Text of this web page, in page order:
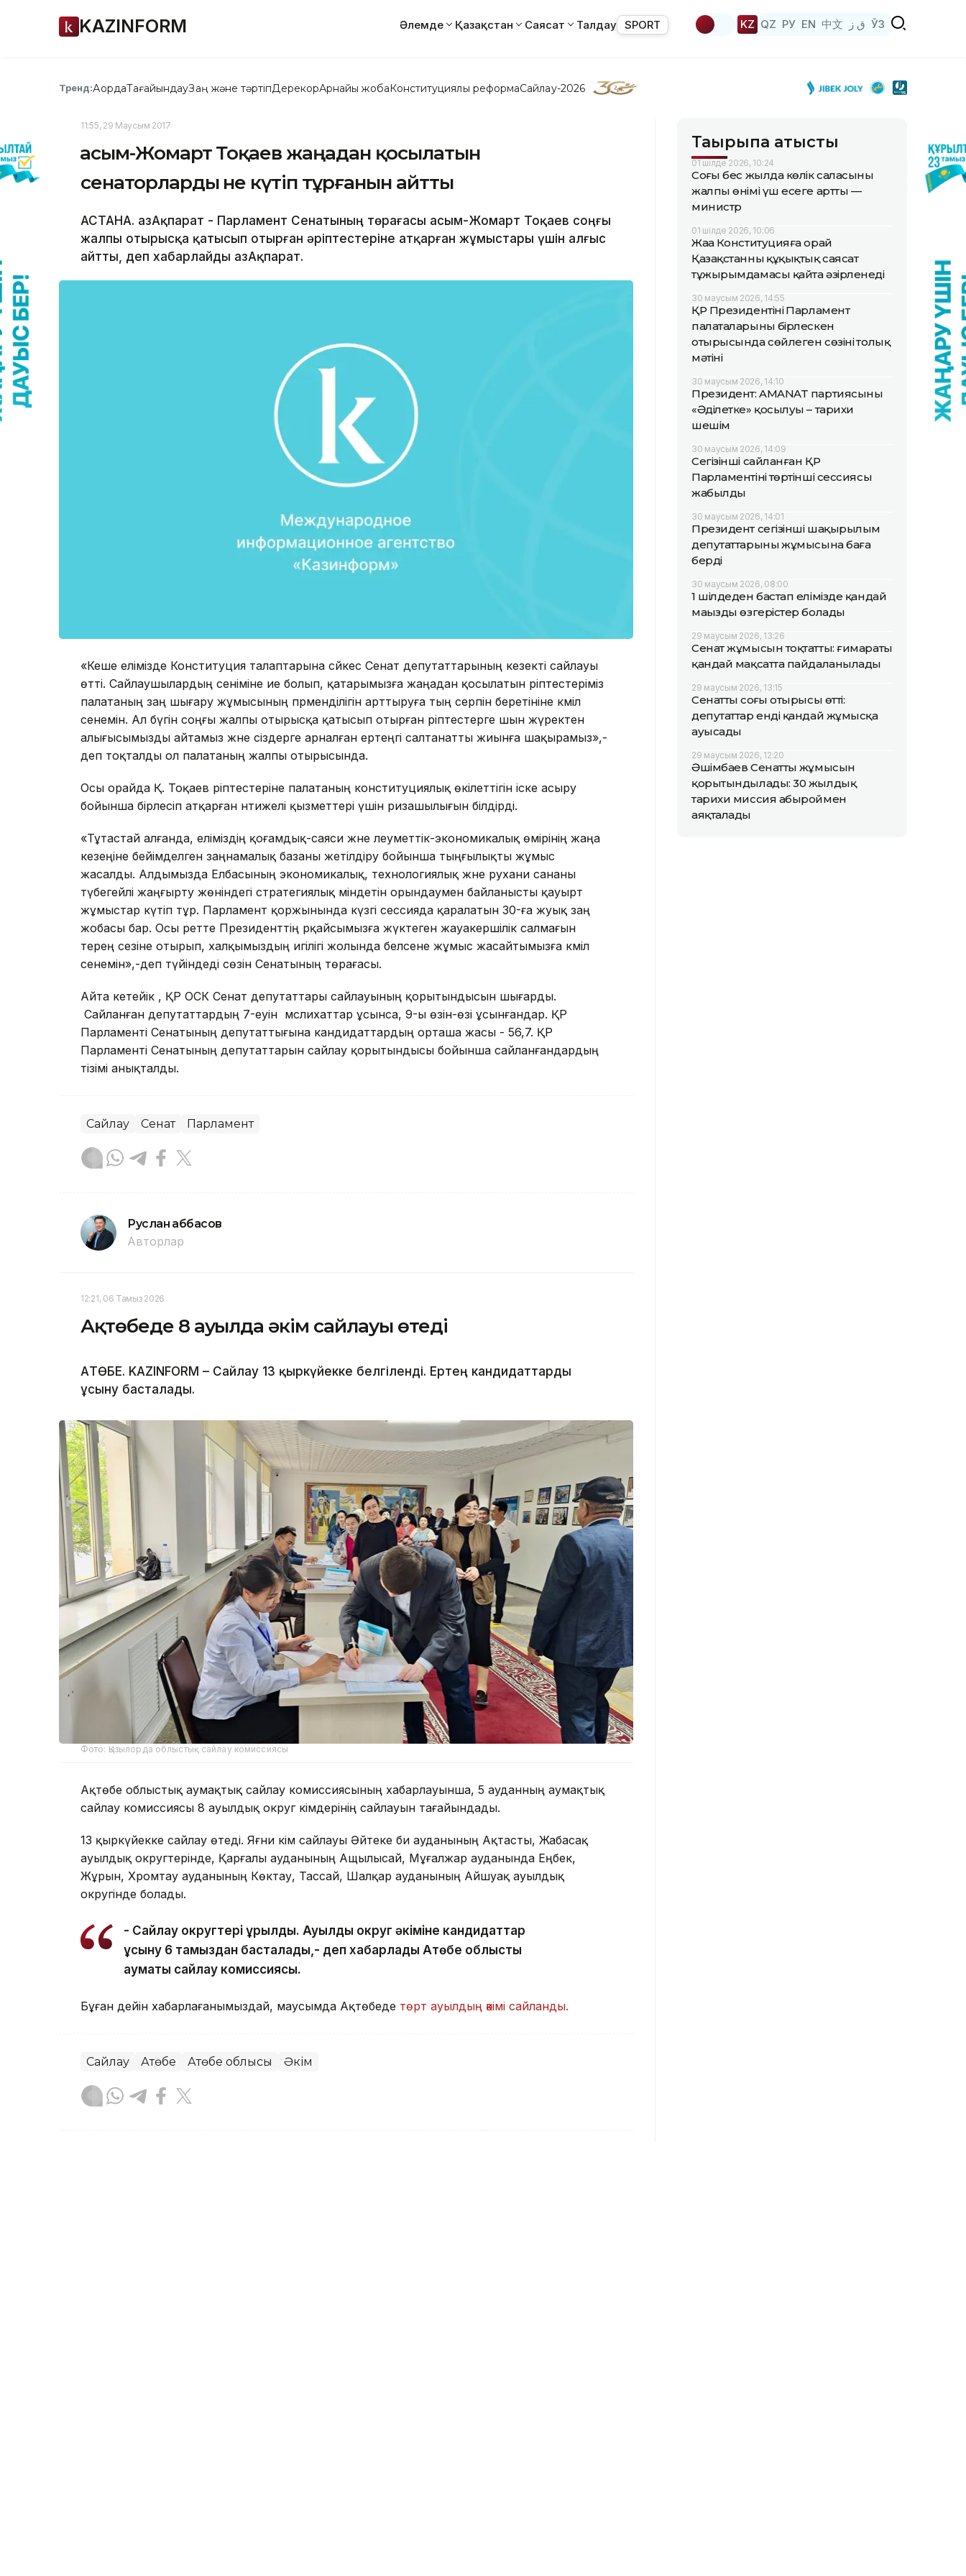
KAZINFORM Әлемде Қазақстан Саясат Талдау SPORT KZ QZ РУ EN 中文 ق ز ЎЗ
Тренд:АқордаТағайындауЗаң және тәртіпДерекқорАрнайы жобаКонституциялық реформаСайлау-2026
11:55, 29 Маусым 2017
Қасым-Жомарт Тоқаев жаңадан қосылатын
сенаторларды не күтіп тұрғанын айтты
АСТАНА. ҚазАқпарат - Парламент Сенатының төрағасы Қасым-Жомарт Тоқаев соңғы
жалпы отырысқа қатысып отырған әріптестеріне атқарған жұмыстары үшін алғыс
айтты, деп хабарлайды ҚазАқпарат.
«Кеше елімізде Конституция талаптарына сәйкес Сенат депутаттарының кезекті сайлауы
өтті. Сайлаушылардың сеніміне ие болып, қатарымызға жаңадан қосылатын әріптестеріміз
палатаның заң шығару жұмысының пәрменділігін арттыруға тың серпін беретініне кәміл
сенемін. Ал бүгін соңғы жалпы отырысқа қатысып отырған әріптестерге шын жүректен
алығысымызды айтамыз және сіздерге арналған ертеңгі салтанатты жиынға шақырамыз»,-
деп тоқталды ол палатаның жалпы отырысында.
Осы орайда Қ. Тоқаев әріптестеріне палатаның конституциялық өкілеттігін іске асыру
бойынша бірлесіп атқарған нәтижелі қызметтері үшін ризашылығын білдірді.
«Тұтастай алғанда, еліміздің қоғамдық-саяси және әлеуметтік-экономикалық өмірінің жаңа
кезеңіне бейімделген заңнамалық базаны жетілдіру бойынша тыңғылықты жұмыс
жасалды. Алдымызда Елбасының экономикалық, технологиялық және рухани сананы
түбегейлі жаңғырту жөніндегі стратегиялық міндетін орындаумен байланысты қауырт
жұмыстар күтіп тұр. Парламент қоржынында күзгі сессияда қаралатын 30-ға жуық заң
жобасы бар. Осы ретте Президенттің әрқайсымызға жүктеген жауакершілік салмағын
терең сезіне отырып, халқымыздың игілігі жолында белсене жұмыс жасайтымызға кәміл
сенемін»,-деп түйіндеді сөзін Сенатының төрағасы.
Айта кетейік , ҚР ОСК Сенат депутаттары сайлауының қорытындысын шығарды.
Сайланған депутаттардың 7-еуін мәслихаттар ұсынса, 9-ы өзін-өзі ұсынғандар. ҚР
Парламенті Сенатының депутаттығына кандидаттардың орташа жасы - 56,7. ҚР
Парламенті Сенатының депутаттарын сайлау қорытындысы бойынша сайланғандардың
тізімі анықталды.
Сайлау Сенат Парламент
Руслан Ғаббасов
Авторлар
12:21, 06 Тамыз 2026
Ақтөбеде 8 ауылда әкім сайлауы өтеді
АҚТӨБЕ. KAZINFORM – Сайлау 13 қыркүйекке белгіленді. Ертең кандидаттарды
ұсыну басталады.
Фото: Қызылорда облыстық сайлау комиссиясы
Ақтөбе облыстық аумақтық сайлау комиссиясының хабарлауынша, 5 ауданның аумақтық
сайлау комиссиясы 8 ауылдық округ әкімдерінің сайлауын тағайындады.
13 қыркүйекке сайлау өтеді. Яғни әкім сайлауы Әйтеке би ауданының Ақтасты, Жабасақ
ауылдық округтерінде, Қарғалы ауданының Ащылысай, Мұғалжар ауданында Еңбек,
Жұрын, Хромтау ауданының Көктау, Тассай, Шалқар ауданының Айшуақ ауылдық
округінде болады.
- Сайлау округтері құрылды. Ауылдық округ әкіміне кандидаттар
ұсыну 6 тамыздан басталады,- деп хабарлады Ақтөбе облыстық
аумақтық сайлау комиссиясы.
Бұған дейін хабарлағанымыздай, маусымда Ақтөбеде төрт ауылдың әкімі сайланды.
Сайлау Ақтөбе Ақтөбе облысы Әкім
Тақырыпқа қатысты
01 шілде 2026, 10:24
Соңғы бес жылда көлік саласының
жалпы өнімі үш есеге артты —
министр
01 шілде 2026, 10:06
Жаңа Конституцияға орай
Қазақстанның құқықтық саясат
тұжырымдамасы қайта әзірленеді
30 маусым 2026, 14:55
ҚР Президентінің Парламент
палаталарының бірлескен
отырысында сөйлеген сөзінің толық
мәтіні
30 маусым 2026, 14:10
Президент: AMANAT партиясының
«Әділетке» қосылуы – тарихи
шешім
30 маусым 2026, 14:09
Сегізінші сайланған ҚР
Парламентінің төртінші сессиясы
жабылды
30 маусым 2026, 14:01
Президент сегізінші шақырылым
депутаттарының жұмысына баға
берді
30 маусым 2026, 08:00
1 шілдеден бастап елімізде қандай
маңызды өзгерістер болады
29 маусым 2026, 13:26
Сенат жұмысын тоқтатты: ғимараты
қандай мақсатта пайдаланылады
29 маусым 2026, 13:15
Сенаттың соңғы отырысы өтті:
депутаттар енді қандай жұмысқа
ауысады
29 маусым 2026, 12:20
Әшімбаев Сенаттың жұмысын
қорытындылады: 30 жылдық
тарихи миссия абыроймен
аяқталады